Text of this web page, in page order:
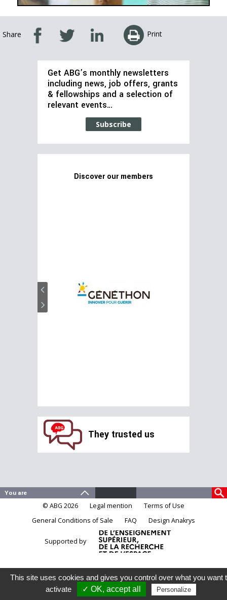
Share Print
Get ABG’s monthly newsletters
including news, job offers, grants
& fellowships and a selection of
relevant events…
Subscribe
Discover our members
They trusted us
© ABG 2026 Legal mention
Terms of Use
General Conditions of Sale
FAQ Design Anakrys
Supported by
This site uses cookies and gives you control over what you want
activate
✓ OK, accept all Personalize